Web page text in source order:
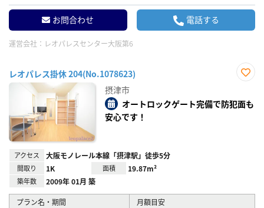
お問合わせ 電話する
運営会社： レオパレスセンター大阪第6
レオパレス掛休 204(No.1078623)
り登
録
摂津市
オートロックゲート完備で防犯面も
安心です！
アクセス 大阪モノレール本線「摂津駅」徒歩5分
間取り 1K 面積 19.87m²
築年数 2009年 01月 築
プラン名・期間
月額目安